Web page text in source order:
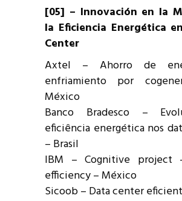
[05] – Innovación en la
la Eficiencia Energética
Center
Axtel – Ahorro de
enfriamiento por
México
Banco Bradesco –
eficiência energética nos
– Brasil
IBM – Cognitive project
efficiency – México
Sicoob – Data center